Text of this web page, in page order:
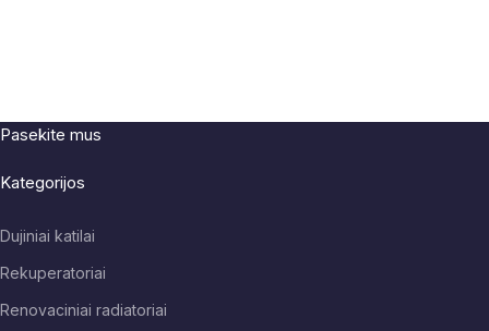
Pasekite mus
Kategorijos
Dujiniai katilai
Rekuperatoriai
Renovaciniai radiatoriai